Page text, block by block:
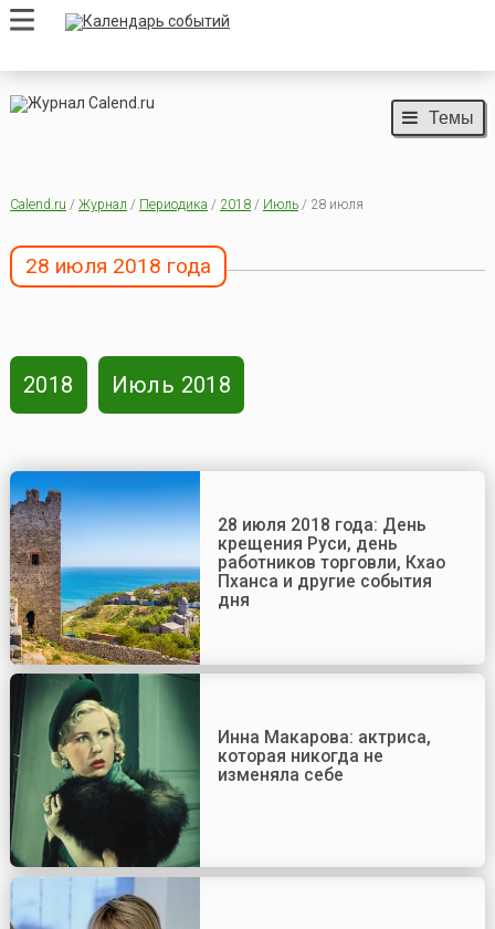
Темы
Calend.ru / Журнал / Периодика / 2018/ Июль/ 28 июля
28 июля 2018 года
2018 Июль 2018
28 июля 2018 года: День
крещения Руси, день
работников торговли, Кхао
Пханса и другие события
дня
Инна Макарова: актриса,
которая никогда не
изменяла себе